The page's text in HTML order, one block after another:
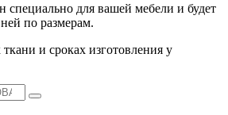
специально для вашей мебели и будет
по размерам.
и сроках изготовления у